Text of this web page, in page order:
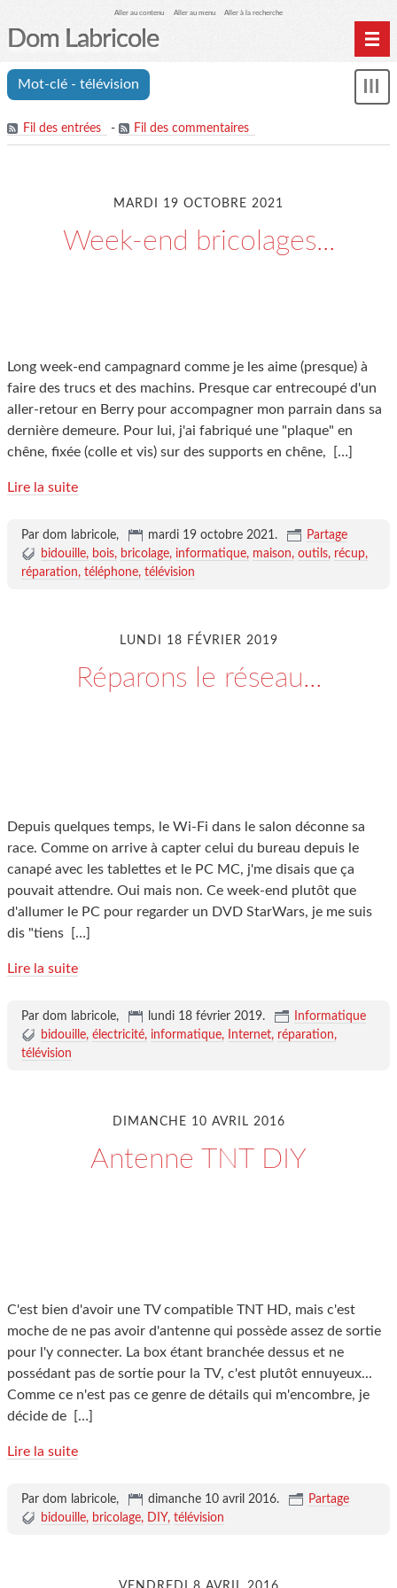
Aller au contenu Aller au menu Aller à la recherche
Dom Labricole
Mot-clé - télévision
Fil des entrées - Fil des commentaires
MARDI 19 OCTOBRE 2021
Week-end bricolages...
Long week-end campagnard comme je les aime (presque) à
faire des trucs et des machins. Presque car entrecoupé d'un
aller-retour en Berry pour accompagner mon parrain dans sa
dernière demeure. Pour lui, j'ai fabriqué une "plaque" en
chêne, fixée (colle et vis) sur des supports en chêne,
[…]
Lire la suite
Par dom labricole, mardi 19 octobre 2021.
Partage
bidouille
bois bricolage informatique maison outils récup
réparation téléphone télévision
LUNDI 18 FÉVRIER 2019
Réparons le réseau...
Depuis quelques temps, le Wi-Fi dans le salon déconne sa
race. Comme on arrive à capter celui du bureau depuis le
canapé avec les tablettes et le PC MC, j'me disais que ça
pouvait attendre. Oui mais non. Ce week-end plutôt que
d'allumer le PC pour regarder un DVD StarWars, je me suis
dis "tiens
[…]
Lire la suite
Par dom labricole, lundi 18 février 2019.
Informatique
bidouille électricité informatique Internet réparation
télévision
DIMANCHE 10 AVRIL 2016
Antenne TNT DIY
C'est bien d'avoir une TV compatible TNT HD, mais c'est
moche de ne pas avoir d'antenne qui possède assez de sortie
pour l'y connecter. La box étant branchée dessus et ne
possédant pas de sortie pour la TV, c'est plutôt ennuyeux...
Comme ce n'est pas ce genre de détails qui m'encombre, je
décide de
[…]
Lire la suite
Par dom labricole, dimanche 10 avril 2016.
Partage
bidouille
bricolage DIY télévision